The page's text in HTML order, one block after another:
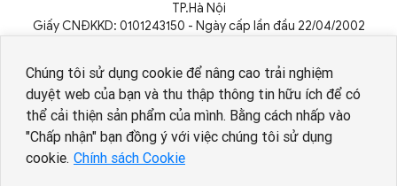
Chúng tôi sử dụng cookie để nâng cao trải nghiệm
duyệt web của bạn và thu thập thông tin hữu ích để có
thể cải thiện sản phẩm của mình. Bằng cách nhấp vào
"Chấp nhận" bạn đồng ý với việc chúng tôi sử dụng
cookie. Chính sách Cookie
TP.Hà Nội
Giấy CNĐKKD: 0101243150 - Ngày cấp lần đầu 22/04/2002
Copyright © 1994 - 2026 MISA JSC
Nhân viên AI tuyển dụng